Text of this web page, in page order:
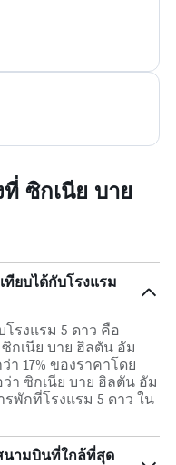
ซิกเนีย บาย
ยบได้กับโรงแรม
รงแรม 5 ดาว คือ
กเนีย บาย ฮิลตัน อัม
17% ของราคาโดย
ว่า ซิกเนีย บาย ฮิลตัน อัม
พักที่โรงแรม 5 ดาว ใน
นามบินที่ใกล้ที่สุด